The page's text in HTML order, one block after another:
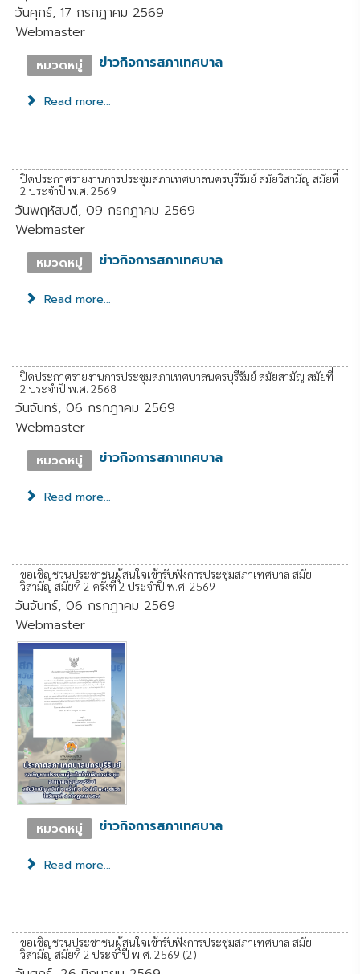
วันศุกร์, 17 กรกฎาคม 2569
Webmaster
หมวดหมู่ ข่าวกิจการสภาเทศบาล
Read more...
ปิดประกาศรายงานการประชุมสภาเทศบาลนครบุรีรัมย์ สมัยวิสามัญ สมัยที่
2 ประจำปี พ.ศ. 2569
วันพฤหัสบดี, 09 กรกฎาคม 2569
Webmaster
หมวดหมู่ ข่าวกิจการสภาเทศบาล
Read more...
ปิดประกาศรายงานการประชุมสภาเทศบาลนครบุรีรัมย์ สมัยสามัญ สมัยที่
2 ประจำปี พ.ศ. 2568
วันจันทร์, 06 กรกฎาคม 2569
Webmaster
หมวดหมู่ ข่าวกิจการสภาเทศบาล
Read more...
ขอเชิญชวนประชาชนผู้สนใจเข้ารับฟังการประชุมสภาเทศบาล สมัย
วิสามัญ สมัยที่ 2 ครั้งที่ 2 ประจำปี พ.ศ. 2569
วันจันทร์, 06 กรกฎาคม 2569
Webmaster
หมวดหมู่ ข่าวกิจการสภาเทศบาล
Read more...
ขอเชิญชวนประชาชนผู้สนใจเข้ารับฟังการประชุมสภาเทศบาล สมัย
วิสามัญ สมัยที่ 2 ประจำปี พ.ศ. 2569 (2)